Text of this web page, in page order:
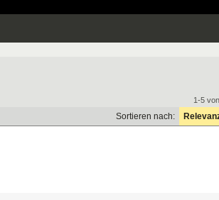
1-5
Sortieren nach: